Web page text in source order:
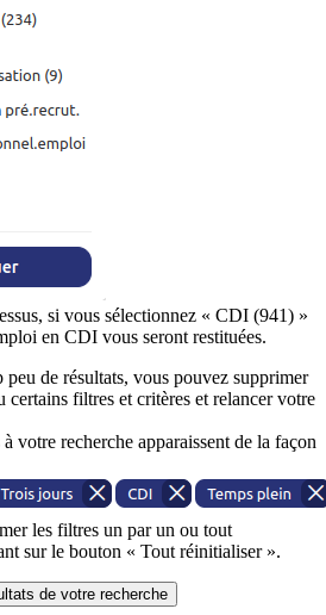
si vous sélectionnez « CDI (941) »
en CDI vous seront restituées.
peu de résultats, vous pouvez supprimer
certains filtres et critères et relancer votre
votre recherche apparaissent de la façon
les filtres un par un ou tout
sur le bouton « Tout réinitialiser ».
de votre recherche